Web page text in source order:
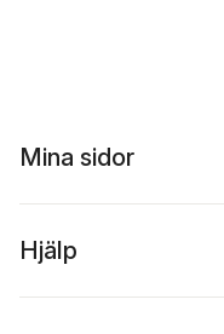
Mina sidor
Hjälp